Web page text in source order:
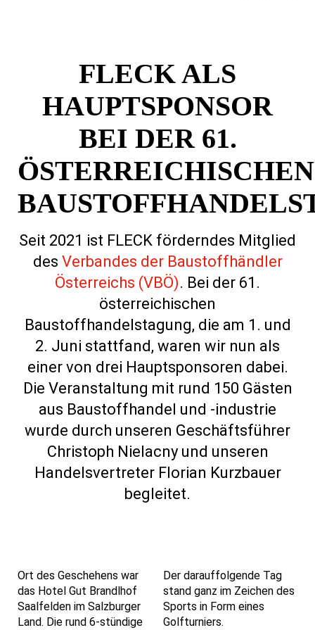
FLECK ALS
HAUPTSPONSOR
BEI DER 61.
ÖSTERREICHISCHEN
Seit 2021 ist FLECK förderndes Mitglied
des Verbandes der Baustoffhändler
Österreichs (VBÖ). Bei der 61.
österreichischen
Baustoffhandelstagung, die am 1. und
2. Juni stattfand, waren wir nun als
einer von drei Hauptsponsoren dabei.
Die Veranstaltung mit rund 150 Gästen
aus Baustoffhandel und -industrie
wurde durch unseren Geschäftsführer
Christoph Nielacny und unseren
Handelsvertreter Florian Kurzbauer
begleitet.
Ort des Geschehens war
das Hotel Gut Brandlhof
Saalfelden im Salzburger
Land. Die rund 6-stündige
Der darauffolgende Tag
stand ganz im Zeichen des
Sports in Form eines
Golfturniers.